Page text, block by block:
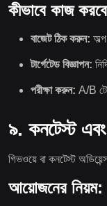
কীভাবে কাজ
বাজেট ঠিক করুন:
টার্গেটেড বিজ্ঞাপন:
পরীক্ষা করুন: A/B
৯. কনটেস্ট
গিভওয়ে বা কনটেস্ট
আয়োজনের নিয়ম: